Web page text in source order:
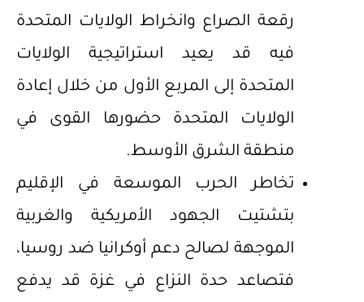
رقعة الصراع وانخراط الولايات المتحدة
فيه قد يعيد استراتيجية الولايات
المتحدة إلى المربع الأول من خلال إعادة
الولايات المتحدة حضورها القوى في
منطقة الشرق الأوسط.
تخاطر الحرب الموسعة في الإقليم
بتشتيت الجهود الأمريكية والغربية
الموجهة لصالح دعم أوكرانيا ضد روسيا،
فتصاعد حدة النزاع في غزة قد يدفع